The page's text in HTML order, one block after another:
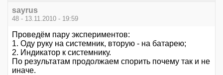
sayrus
48 - 13.11.2010 - 19:59
Проведём пару экспериментов:
1. Оду руку на системник, вторую - на батарею;
2. Индикатор к системнику.
По результатам продолжаем спорить почему так и не
иначе.